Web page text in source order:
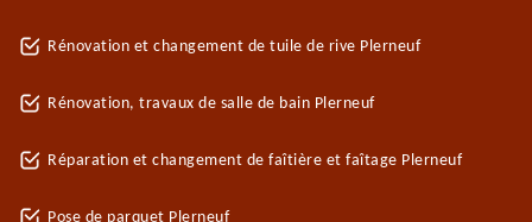
Rénovation et changement de tuile de rive Plerneuf
Rénovation, travaux de salle de bain Plerneuf
Réparation et changement de faîtière et faîtage Plerneuf
Pose de parquet Plerneuf